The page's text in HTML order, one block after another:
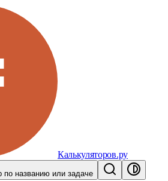
Калькуляторов.ру
по названию или задаче